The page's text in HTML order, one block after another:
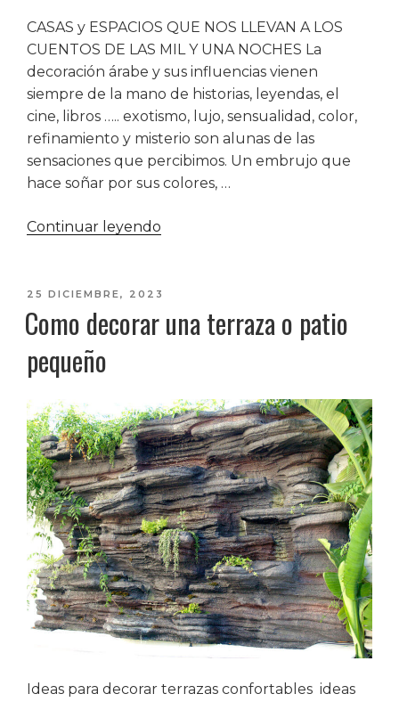
CASAS y ESPACIOS QUE NOS LLEVAN A LOS
CUENTOS DE LAS MIL Y UNA NOCHES La
decoración árabe y sus influencias vienen
siempre de la mano de historias, leyendas, el
cine, libros ….. exotismo, lujo, sensualidad, color,
refinamiento y misterio son alunas de las
sensaciones que percibimos. Un embrujo que
hace soñar por sus colores, …
Continuar leyendo
PUBLICADO
25 DICIEMBRE, 2023
Como decorar una terraza o patio
pequeño
Ideas para decorar terrazas confortables ideas